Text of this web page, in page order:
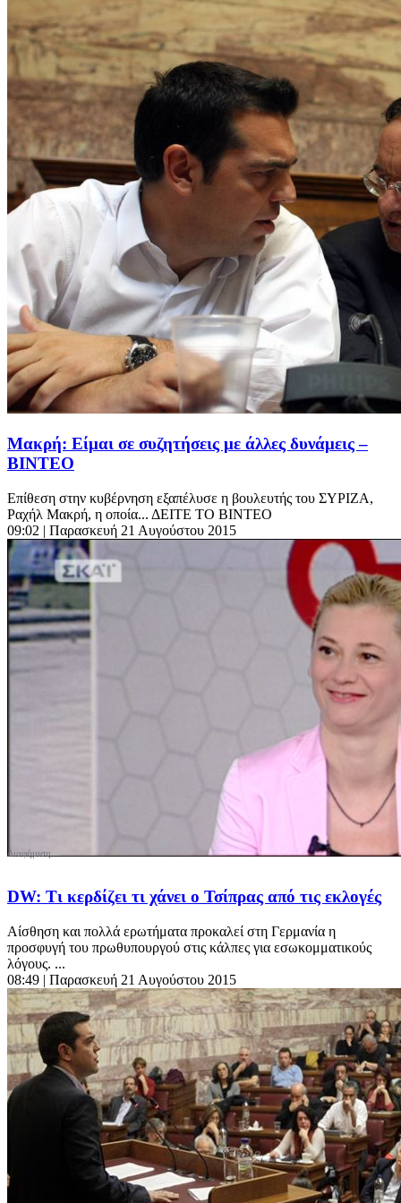
Μακρή: Είμαι σε συζητήσεις με άλλες δυνάμεις –
ΒΙΝΤΕΟ
Επίθεση στην κυβέρνηση εξαπέλυσε η βουλευτής του ΣΥΡΙΖΑ,
Ραχήλ Μακρή, η οποία... ΔΕΙΤΕ ΤΟ ΒΙΝΤΕΟ
09:02 | Παρασκευή 21 Αυγούστου 2015
DW: Τι κερδίζει τι χάνει ο Τσίπρας από τις εκλογές
Αίσθηση και πολλά ερωτήματα προκαλεί στη Γερμανία η
προσφυγή του πρωθυπουργού στις κάλπες για εσωκομματικούς
λόγους. ...
08:49 | Παρασκευή 21 Αυγούστου 2015